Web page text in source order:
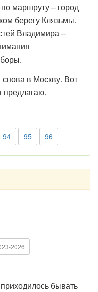
маршруту – город
берегу Клязьмы.
Владимира –
в Москву. Вот
предлагаю.
94 95 96
2026
бывать